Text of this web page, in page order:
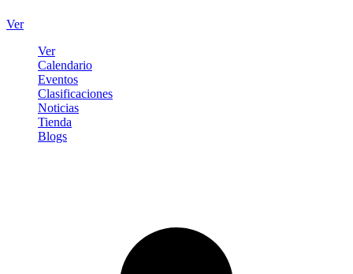
Ver
Ver
Calendario
Eventos
Clasificaciones
Noticias
Tienda
Blogs